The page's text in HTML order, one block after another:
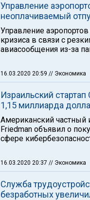
Управление
неоплачиваемый
Управление
кризиса в связи с
авиасообщения из-за
16.03.2020 20:59 // Экономика
Израильский
1,15 миллиарда
Американский частный
Friedman объявил о
сфере
16.03.2020 20:37 // Экономика
Служба
безработных